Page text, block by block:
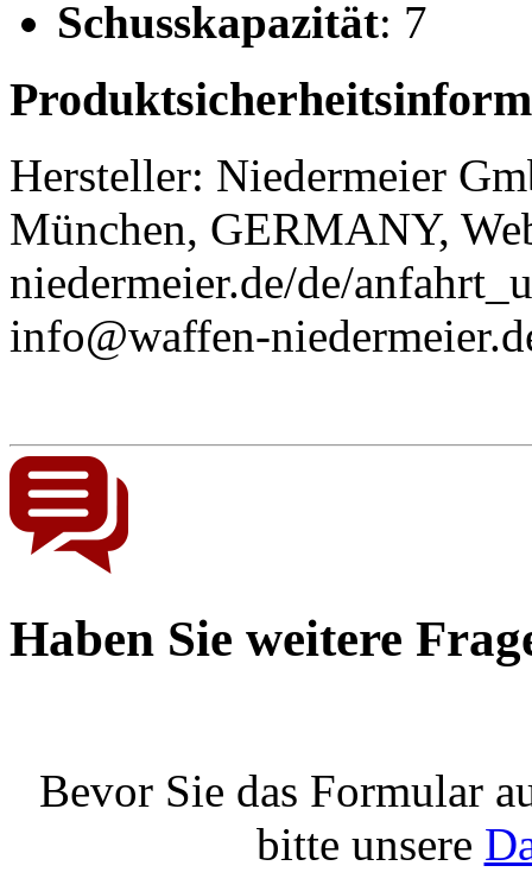
Schusskapazität: 7
Hersteller: Niedermeier
München, GERMANY,
niedermeier.de/de/
info@waffen-
Haben Sie weitere
Bevor Sie das Formular
bitte unsere